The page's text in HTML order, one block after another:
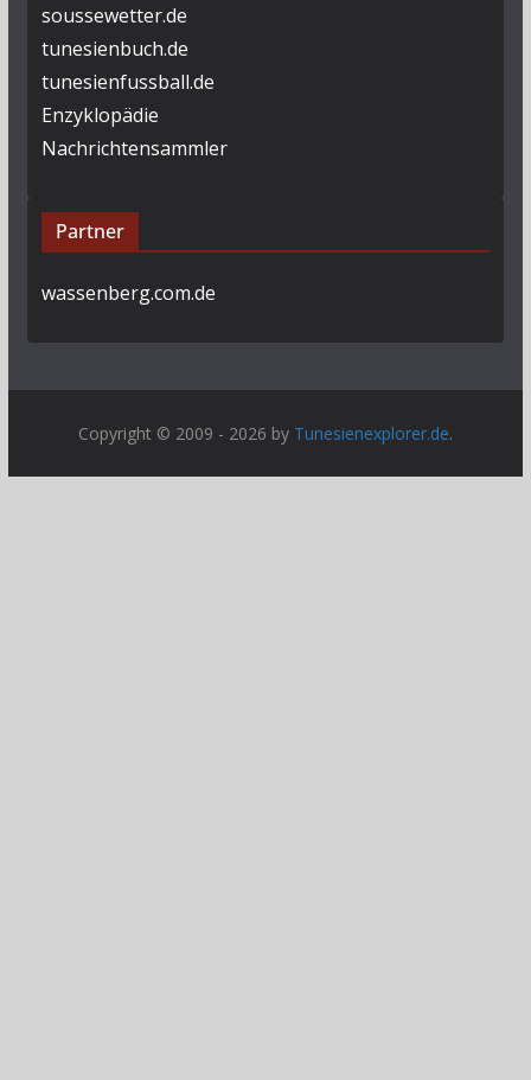
soussewetter.de
tunesienbuch.de
tunesienfussball.de
Enzyklopädie
Nachrichtensammler
Partner
wassenberg.com.de
Copyright © 2009 - 2026 by Tunesienexplorer.de.